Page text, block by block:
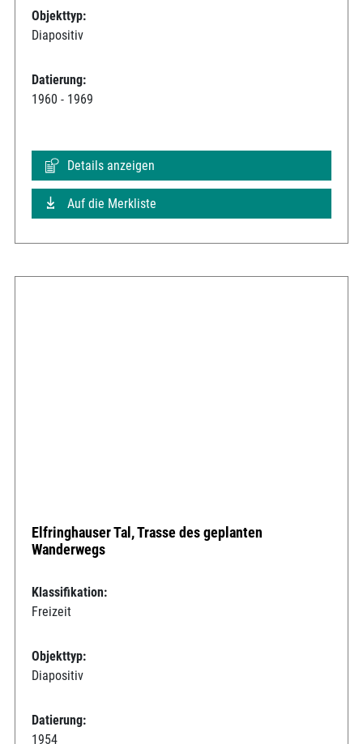
Objekttyp:
Diapositiv
Datierung:
1960 - 1969
Details anzeigen
Auf die Merkliste
Elfringhauser Tal, Trasse des geplanten
Wanderwegs
Klassifikation:
Freizeit
Objekttyp:
Diapositiv
Datierung:
1954